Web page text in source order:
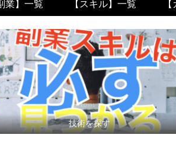
業】一覧 【スキル】一覧
技術を探す